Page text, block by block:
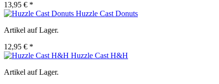
13,95 € *
Huzzle Cast Donuts
Artikel auf Lager.
12,95 € *
Huzzle Cast H&H
Artikel auf Lager.